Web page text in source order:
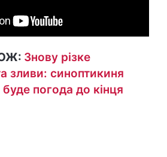
Знову різке
зливи: синоптикиня
погода до кінця